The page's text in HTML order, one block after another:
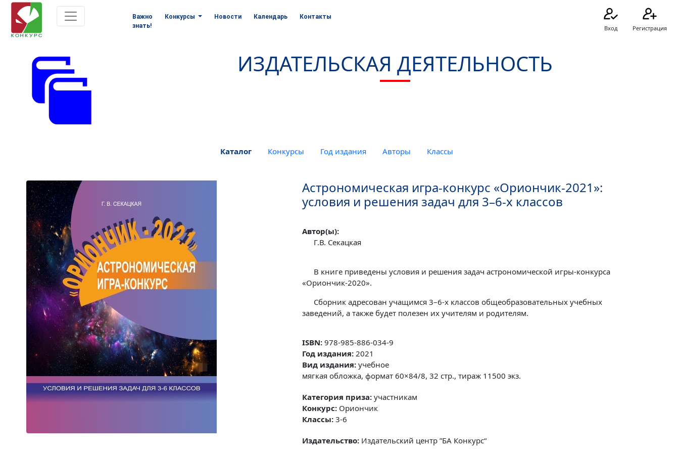
Важно
знать!
Конкурсы Новости Календарь Контакты
Вход Регистрация
ИЗДАТЕЛЬСКАЯ ДЕЯТЕЛЬНОСТЬ
Каталог Конкурсы Год издания Авторы Классы
Астрономическая игра-конкурс «Ориончик-2021»:
условия и решения задач для 3–6-х классов
Автор(ы):
Г.В. Секацкая
В книге приведены условия и решения задач астрономической игры-конкурса
«Ориончик-2020».
Сборник адресован учащимся 3–6-х классов общеобразовательных учебных
заведений, а также будет полезен их учителям и родителям.
ISBN: 978-985-886-034-9
Год издания: 2021
Вид издания: учебное
мягкая обложка, формат 60×84/8, 32 стр., тираж 11500 экз.
Категория приза: участникам
Конкурс: Ориончик
Классы: 3-6
Издательство: Издательский центр ”БА Конкурс“